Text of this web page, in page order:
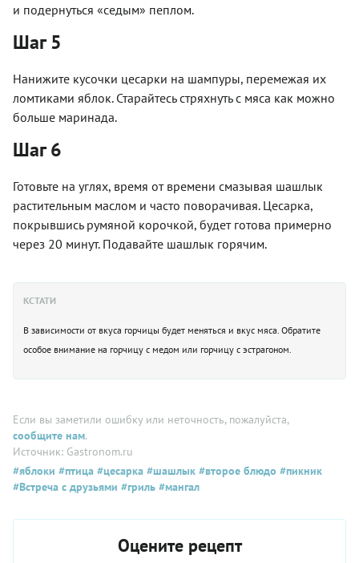
и подернуться «седым» пеплом.
Шаг 5
Нанижите кусочки цесарки на шампуры, перемежая их
ломтиками яблок. Старайтесь стряхнуть с мяса как можно
больше маринада.
Шаг 6
Готовьте на углях, время от времени смазывая шашлык
растительным маслом и часто поворачивая. Цесарка,
покрывшись румяной корочкой, будет готова примерно
через 20 минут. Подавайте шашлык горячим.
КСТАТИ
В зависимости от вкуса горчицы будет меняться и вкус мяса. Обратите
особое внимание на горчицу с медом или горчицу с эстрагоном.
Если вы заметили ошибку или неточность, пожалуйста,
сообщите нам.
Источник: Gastronom.ru
#яблоки #птица #цесарка #шашлык #второе блюдо #пикник
#Встреча с друзьями #гриль #мангал
Оцените рецепт